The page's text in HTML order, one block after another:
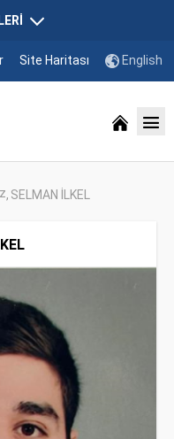
Site Haritası English
SELMAN İLKEL